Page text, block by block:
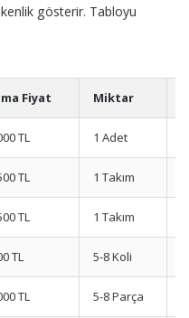
gösterir. Tabloyu
Fiyat Miktar
TL 1 Adet
TL 1 Takım
TL 1 Takım
TL 5-8 Koli
TL 5-8 Parça